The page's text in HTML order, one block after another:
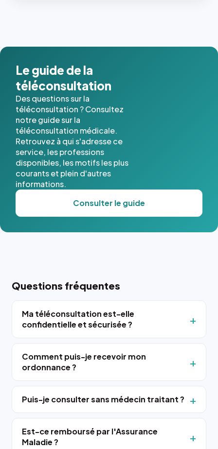
cas. #}
Le guide de la
téléconsultation
Des questions sur la
téléconsultation ? Consultez
notre guide sur la
téléconsultation médicale.
Retrouvez à qui s'adresse ce
service, les professions
disponibles, les motifs les plus
courants et plein d'autres
informations.
Consulter le guide
Questions fréquentes
Ma téléconsultation est-elle
confidentielle et sécurisée ?
Comment puis-je recevoir mon
ordonnance ?
Puis-je consulter sans médecin traitant ?
Est-ce remboursé par l'Assurance
Maladie ?